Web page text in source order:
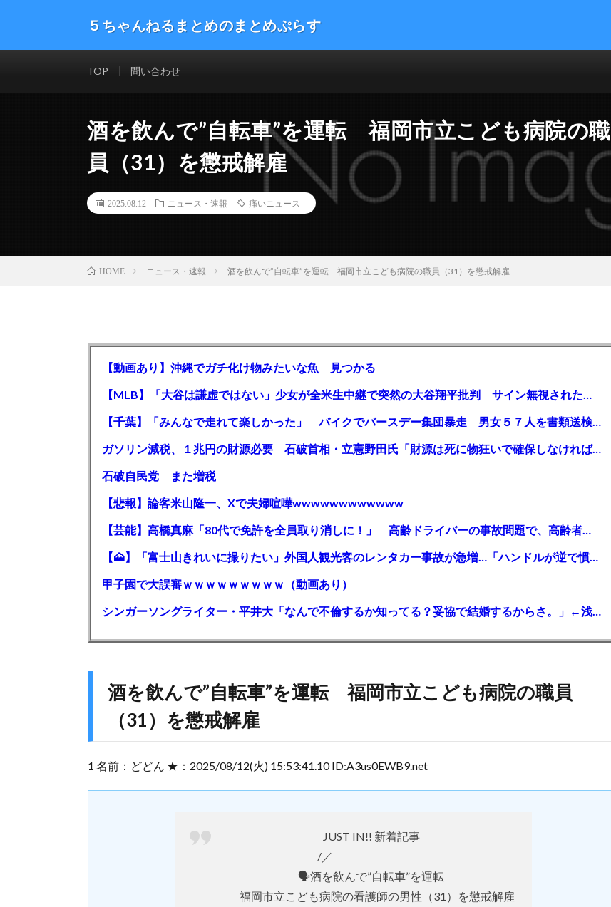
５ちゃんねるまとめのまとめぷらす
した。ネタ・速報 エンタメ 生活 趣味 漫画アニメ ゲーム サイエンス マネー 海外の反応
TOP 問い合わせ
酒を飲んで”自転車”を運転 福岡市立こども病院の職
員（31）を懲戒解雇
2025.08.12 ニュース・速報 痛いニュース
HOME ニュース・速報 酒を飲んで”自転車”を運転 福岡市立こども病院の職員（31）を懲戒解雇
【動画あり】沖縄でガチ化け物みたいな魚 見つかる
【MLB】「大谷は謙虚ではない」少女が全米生中継で突然の大谷翔平批判 サイン無視された過去明かす
【千葉】「みんなで走れて楽しかった」 バイクでバースデー集団暴走 男女５７人を書類送検 SNSで参加者募る
ガソリン減税、１兆円の財源必要 石破首相・立憲野田氏「財源は死に物狂いで確保しなければならない」「本当に死に物狂いで」
石破自民党 また増税
【悲報】論客米山隆一、Xで夫婦喧嘩wwwwwwwwwwww
【芸能】高橋真麻「80代で免許を全員取り消しに！」 高齢ドライバーの事故問題で、高齢者の運転免許取り消し法を提案
【🗻】「富士山きれいに撮りたい」外国人観光客のレンタカー事故が急増…「ハンドルが逆で慣れず」、道の狭さも
甲子園で大誤審ｗｗｗｗｗｗｗｗｗ（動画あり）
シンガーソングライター・平井大「なんで不倫するか知ってる？妥協で結婚するからさ。」←浅すぎると大炎上
酒を飲んで”自転車”を運転 福岡市立こども病院の職員
（31）を懲戒解雇
1 名前：どどん ★：2025/08/12(火) 15:53:41.10 ID:A3us0EWB9.net
JUST IN!! 新着記事
⠀ /／
🗣酒を飲んで”自転車”を運転
福岡市立こども病院の看護師の男性（31）を懲戒解雇